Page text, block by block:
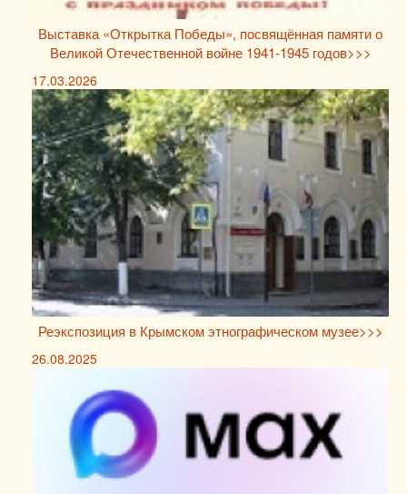
Выставка «Открытка Победы», посвящённая памяти о
Великой Отечественной войне 1941-1945 годов>>>
17.03.2026
Реэкспозиция в Крымском этнографическом музее>>>
26.08.2025